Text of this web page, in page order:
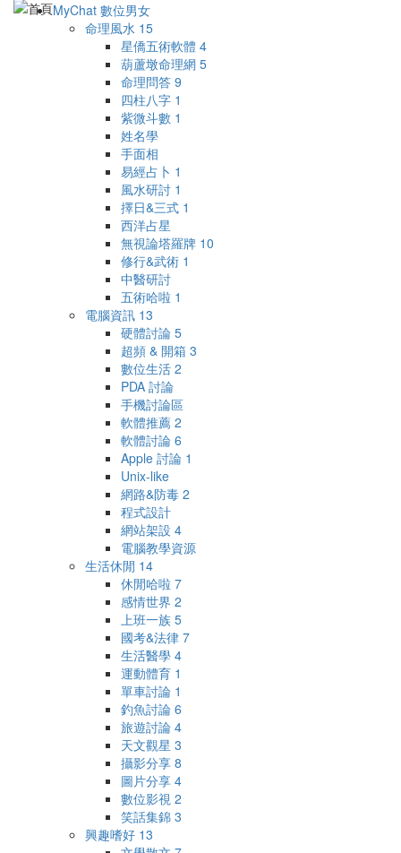
MyChat 數位男女
命理風水 15
星僑五術軟體 4
葫蘆墩命理網 5
命理問答 9
四柱八字 1
紫微斗數 1
姓名學
手面相
易經占卜 1
風水研討 1
擇日&三式 1
西洋占星
無視論塔羅牌 10
修行&武術 1
中醫研討
五術哈啦 1
電腦資訊 13
硬體討論 5
超頻 & 開箱 3
數位生活 2
PDA 討論
手機討論區
軟體推薦 2
軟體討論 6
Apple 討論 1
Unix-like
網路&防毒 2
程式設計
網站架設 4
電腦教學資源
生活休閒 14
休閒哈啦 7
感情世界 2
上班一族 5
國考&法律 7
生活醫學 4
運動體育 1
單車討論 1
釣魚討論 6
旅遊討論 4
天文觀星 3
攝影分享 8
圖片分享 4
數位影視 2
笑話集錦 3
興趣嗜好 13